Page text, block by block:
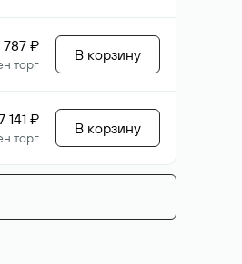
787 ₽
торг
В корзину
141 ₽
торг
В корзину